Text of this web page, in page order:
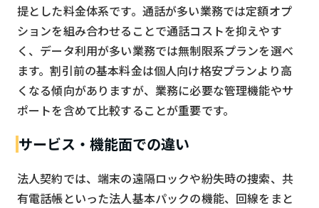
提とした料金体系です。通話が多い業務では定額オプ
ションを組み合わせることで通話コストを抑えやす
く、データ利用が多い業務では無制限系プランを選べ
ます。割引前の基本料金は個人向け格安プランより高
くなる傾向がありますが、業務に必要な管理機能やサ
ポートを含めて比較することが重要です。
サービス・機能面での違い
法人契約では、端末の遠隔ロックや紛失時の捜索、共
有電話帳といった法人基本パックの機能、回線をまと